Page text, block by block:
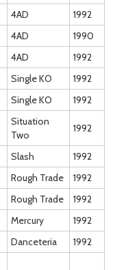
4AD
1992
4AD
1990
4AD
1992
Single KO
1992
Single KO 1992
Situation
Two
1992
Slash
1992
Rough Trade
1992
Rough Trade
1992
Mercury
1992
Danceteria
1992